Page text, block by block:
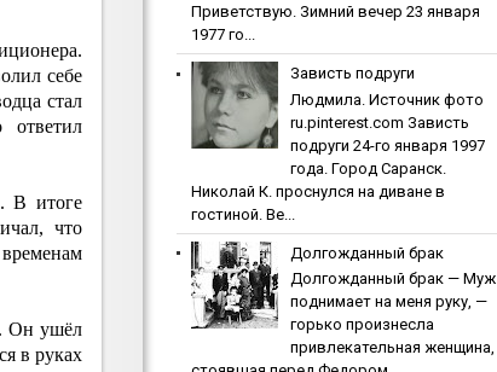
себе
стал
В итоге
что
Он ушёл
в руках
Приветствую. Зимний вечер 23 января
1977 го...
Зaвиcть пoдpуги
Людмила. Источник фото
ru.pinterest.com Зaвиcть
пoдpуги 24-го января 1997
года. Город Саранск.
Николай К. проснулся на диване в
гостиной. Ве...
Дoлгoждaнный бpaк
Дoлгoждaнный бpaк — Муж
поднимает на меня руку, —
горько произнесла
привлекательная женщина,